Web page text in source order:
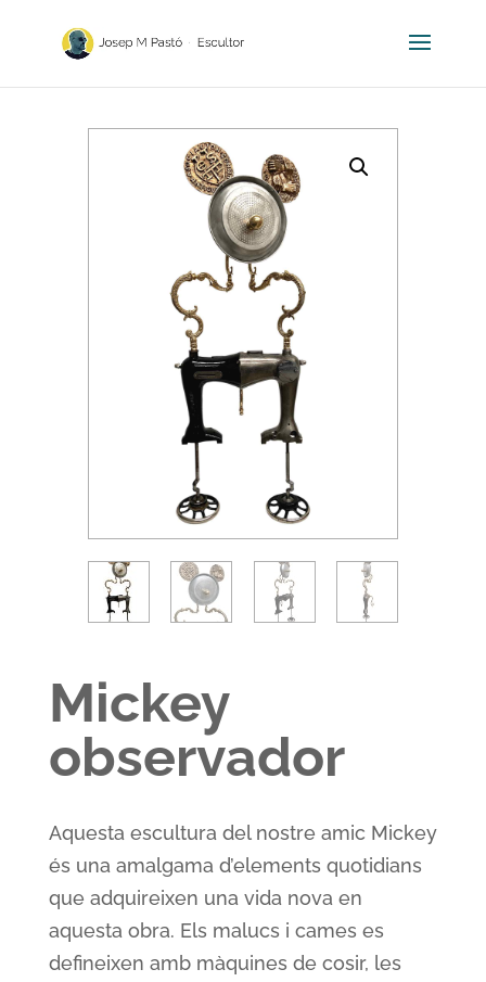
Mickey
observador
Aquesta escultura del nostre amic Mickey
és una amalgama d’elements quotidians
que adquireixen una vida nova en
aquesta obra. Els malucs i cames es
defineixen amb màquines de cosir, les